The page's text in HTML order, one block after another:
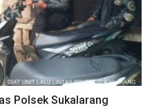
Polsek Sukalarang